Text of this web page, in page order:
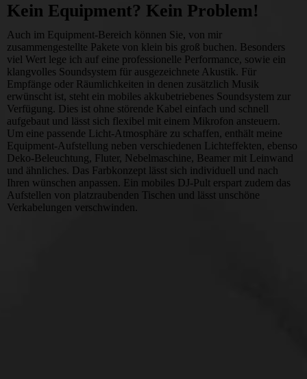
Kein Equipment? Kein Problem!
Auch im Equipment-Bereich können Sie, von mir
zusammengestellte Pakete von klein bis groß buchen. Besonders
viel Wert lege ich auf eine professionelle Performance, sowie ein
klangvolles Soundsystem für ausgezeichnete Akustik. Für
Empfänge oder Räumlichkeiten in denen zusätzlich Musik
erwünscht ist, steht ein mobiles akkubetriebenes Soundsystem zur
Verfügung. Dies ist ohne störende Kabel einfach und schnell
aufgebaut und lässt sich flexibel mit einem Mikrofon ansteuern.
Um eine passende Licht-Atmosphäre zu schaffen, enthält meine
Equipment-Aufstellung neben verschiedenen Lichteffekten, ebenso
Deko-Beleuchtung, Fluter, Nebelmaschine, Beamer mit Leinwand
und ähnliches. Das Farbkonzept lässt sich individuell und nach
Ihren wünschen anpassen. Ein mobiles DJ-Pult erspart zudem das
Aufstellen von platzraubenden Tischen und lässt unschöne
Verkabelungen verschwinden.